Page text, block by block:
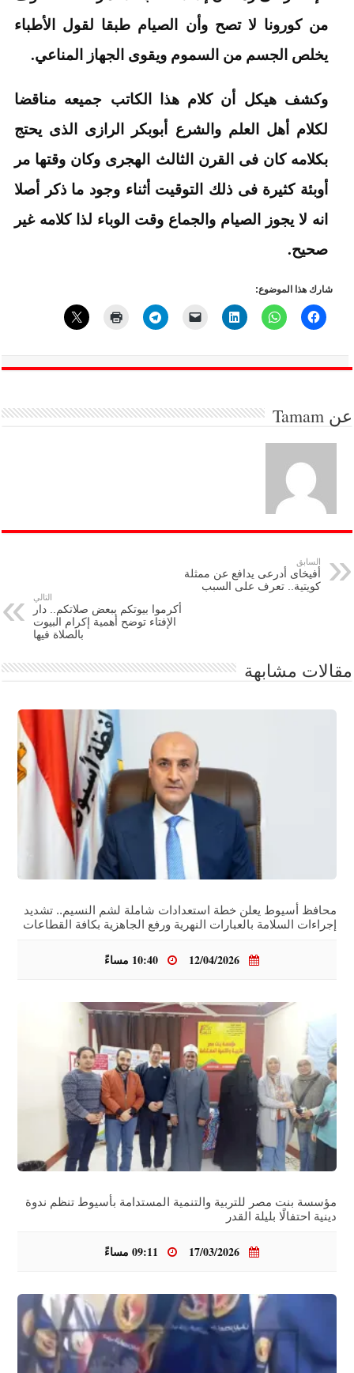
من كورونا لا تصح وأن الصيام طبقا لقول الأطباء
يخلص الجسم من السموم ويقوى الجهاز المناعي.
وكشف هيكل أن كلام هذا الكاتب جميعه مناقضا
لكلام أهل العلم والشرع أبوبكر الرازى الذى يحتج
بكلامه كان فى القرن الثالث الهجرى وكان وقتها مر
أوبئة كثيرة فى ذلك التوقيت أثناء وجود ما ذكر أصلا
انه لا يجوز الصيام والجماع وقت الوباء لذا كلامه غير
صحيح.
شارك هذا الموضوع:
عنTamam
السابق
أفيخاى أدرعى يدافع عن ممثلة
كويتية.. تعرف على السبب
التالي
أكرموا بيوتكم ببعض صلاتكم.. دار
الإفتاء توضح أهمية إكرام البيوت
بالصلاة فيها
مقالات مشابهة
محافظ أسيوط يعلن خطة استعدادات شاملة لشم النسيم.. تشديد
إجراءات السلامة بالعبارات النهرية ورفع الجاهزية بكافة القطاعات
مؤسسة بنت مصر للتربية والتنمية المستدامة بأسيوط تنظم ندوة
دينية احتفالًا بليلة القدر